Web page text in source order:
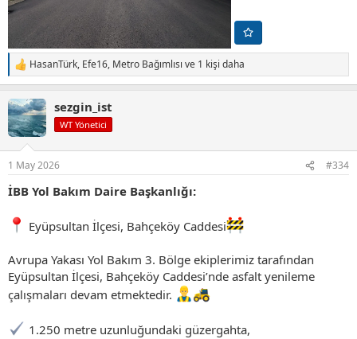
T
e
k
i
l
HasanTürk, Efe16, Metro Bağımlısı ve 1 kişi daha
sezgin_ist
WT Yönetici
1 May 2026 #334
İBB Yol Bakım Daire Başkanlığı:
Eyüpsultan İlçesi, Bahçeköy Caddesi
Avrupa Yakası Yol Bakım 3. Bölge ekiplerimiz tarafından
Eyüpsultan İlçesi, Bahçeköy Caddesi’nde asfalt yenileme
çalışmaları devam etmektedir.
1.250 metre uzunluğundaki güzergahta,